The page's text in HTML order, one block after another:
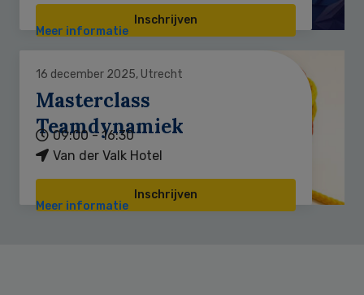
Inschrijven
Meer informatie
16 december 2025, Utrecht
Masterclass
Teamdynamiek
09:00 - 16:30
Van der Valk Hotel
Inschrijven
Meer informatie